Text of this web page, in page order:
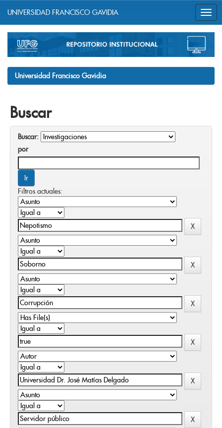
navigation
UNIVERSIDAD FRANCISCO GAVIDIA
Universidad Francisco Gavidia
Buscar
Buscar:
por
Filtros actuales: